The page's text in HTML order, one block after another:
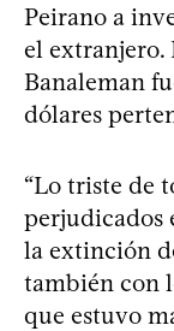
Peirano a
el extranjero.
Banaleman
dólares
“Lo triste de
perjudicados
la extinción
también con
que estuvo